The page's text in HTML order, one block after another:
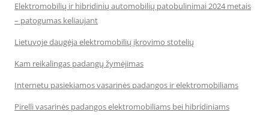
Elektromobilių ir hibridinių automobilių patobulinimai 2024 metais
– patogumas keliaujant
Lietuvoje daugėja elektromobilių įkrovimo stotelių
Kam reikalingas padangų žymėjimas
Internetu pasiekiamos vasarinės padangos ir elektromobiliams
Pirelli vasarinės padangos elektromobiliams bei hibridiniams